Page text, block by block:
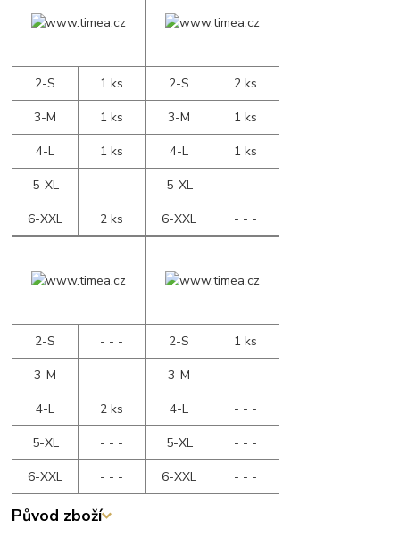
2-S
1 ks
3-M
1 ks
4-L
1 ks
5-XL
- - -
6-XXL
2 ks
2-S
2 ks
3-M
1 ks
4-L
1 ks
5-XL
- - -
6-XXL
- - -
2-S
- - -
3-M
- - -
4-L
2 ks
5-XL
- - -
6-XXL
- - -
2-S
1 ks
3-M
- - -
4-L
- - -
5-XL
- - -
6-XXL
- - -
Původ zboží